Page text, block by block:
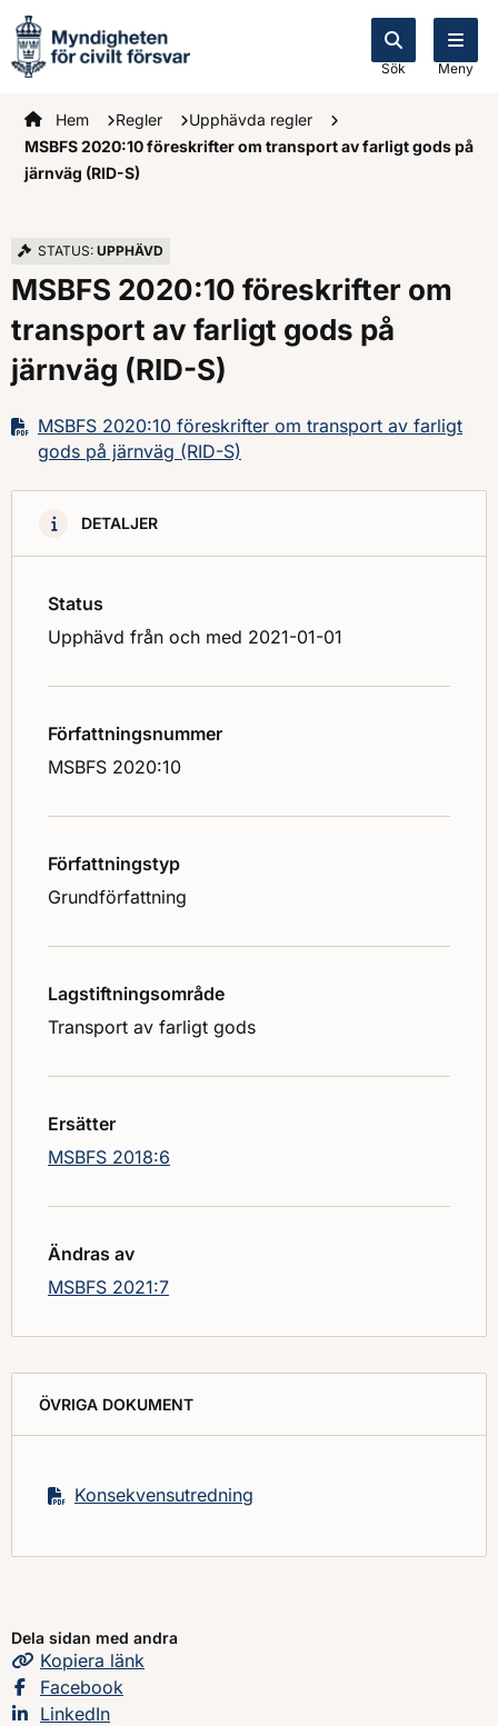
Sök Meny
Startsidan
Hem Regler
Upphävda regler
MSBFS 2020:10 föreskrifter om transport av farligt gods på
järnväg (RID-S)
STATUS: UPPHÄVD
MSBFS 2020:10 föreskrifter om
transport av farligt gods på
järnväg (RID-S)
MSBFS 2020:10 föreskrifter om transport av farligt
gods på järnväg (RID-S)
DETALJER
Status
Upphävd från och med 2021-01-01
Författningsnummer
MSBFS 2020:10
Författningstyp
Grundförfattning
Lagstiftningsområde
Transport av farligt gods
Ersätter
MSBFS 2018:6
Ändras av
MSBFS 2021:7
ÖVRIGA DOKUMENT
Konsekvensutredning
Dela sidan med andra
Kopiera sidans
länk
Dela sidan på
Facebook
Dela sidan på
LinkedIn